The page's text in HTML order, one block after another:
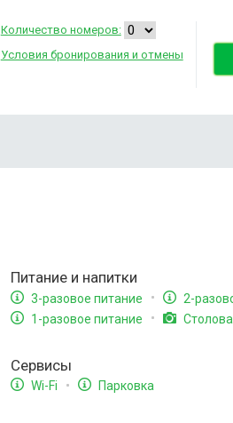
Количество номеров:
Условия бронирования и отмены
Питание и напитки
3-разовое питание
2-
1-разовое питание
Сервисы
Wi-Fi Парковка